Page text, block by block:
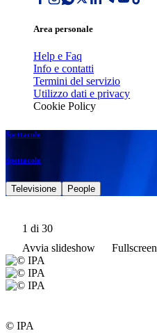
Area personale
Help e Faq
Info e contatti
Termini del servizio
Utilizzo dati e privacy
Cookie Policy
Spettacolo
Spettacolo
Televisione People
1 di 30
Avvia slideshow
Fullscreen
© IPA